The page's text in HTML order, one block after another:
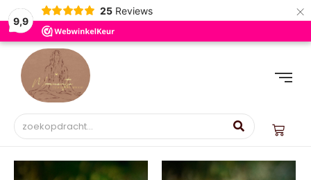
9,9
25 Reviews ×